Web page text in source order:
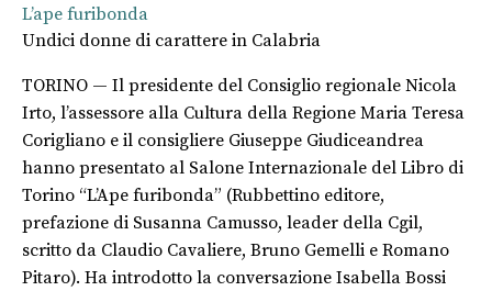
L’ape furibonda
Undici donne di carattere in Calabria
TORINO — Il presidente del Consiglio regionale Nicola
Irto, l’assessore alla Cultura della Regione Maria Teresa
Corigliano e il consigliere Giuseppe Giudiceandrea
hanno presentato al Salone Internazionale del Libro di
Torino “L’Ape furibonda” (Rubbettino editore,
prefazione di Susanna Camusso, leader della Cgil,
scritto da Claudio Cavaliere, Bruno Gemelli e Romano
Pitaro). Ha introdotto la conversazione Isabella Bossi